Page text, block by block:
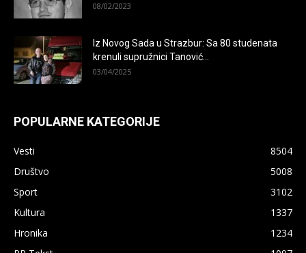
08/02/2023
Iz Novog Sada u Strazbur: Sa 80 studenata
krenuli supružnici Tanović...
03/04/2025
POPULARNE KATEGORIJE
Vesti
8504
Društvo
5008
Sport
3102
Kultura
1337
Hronika
1234